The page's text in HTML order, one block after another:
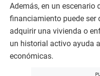
Además, en un escenario
financiamiento puede ser
adquirir una vivienda o
un historial activo ayuda
económicas.